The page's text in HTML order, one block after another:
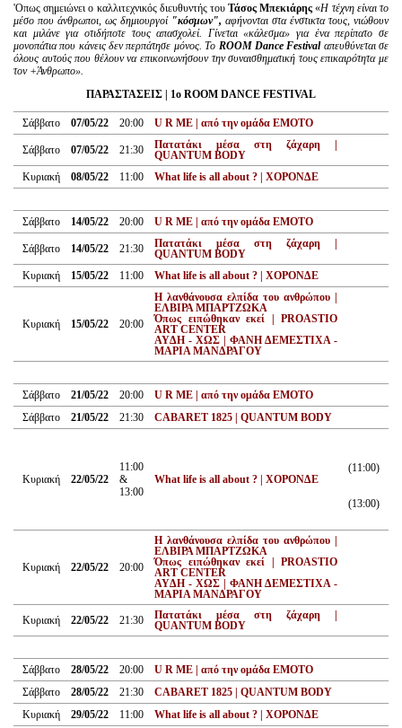
'Οπως σημειώνει ο καλλιτεχνικός διευθυντής τουΤάσος Μπεκιάρης «Η τέχνη είναι το
μέσο που άνθρωποι, ως δημιουργοί "κόσμων", αφήνονται στα ένστικτα τους, νιώθουν
και μιλάνε για οτιδήποτε τους απασχολεί. Γίνεται «κάλεσμα» για ένα περίπατο σε
μονοπάτια που κάνεις δεν περπάτησε μόνος. Το ROOM Dance Festivalαπευθύνεται σε
όλους αυτούς που θέλουν να επικοινωνήσουν την συναισθηματική τους επικαιρότητα με
τον +Άνθρωπο».
ΠΑΡΑΣΤΑΣΕΙΣ | 1o ROOM DANCE FESTIVAL
Σάββατο 07/05/22 20:00 U R ME | από την ομάδα ΕΜΟΤΟ
Σάββατο 07/05/22 21:30
Πατατάκι μέσα στη ζάχαρη |
QUANTUM BODY
Κυριακή
08/05/22 11:00 What life is all about ? | ΧΟΡΟΝΔΕ
Σάββατο 14/05/22 20:00 U R ME | από την ομάδα ΕΜΟΤΟ
Σάββατο 14/05/22 21:30
Πατατάκι μέσα στη ζάχαρη |
QUANTUM BODY
Κυριακή
15/05/22 11:00 What life is all about ? | ΧΟΡΟΝΔΕ
Κυριακή 15/05/22 20:00
Η λανθάνουσα ελπίδα του ανθρώπου |
ΕΛΒΙΡΑ ΜΠΑΡΤΖΩΚΑ
Όπως ειπώθηκαν εκεί | PROASTIO
ART CENTER
AYΔΗ - XΩΣ | ΦΑΝΗ ΔΕΜΕΣΤΙΧΑ -
ΜΑΡΙΑ ΜΑΝΔΡΑΓΟΥ
Σάββατο 21/05/22 20:00
U R ME | από την ομάδα ΕΜΟΤΟ
Σάββατο
21/05/22 21:30 CABARET 1825 | QUANTUM BODY
Κυριακή 22/05/22
11:00
&
13:00
What life is all about ? | ΧΟΡΟΝΔΕ
(11:00)
(13:00)
Κυριακή 22/05/22 20:00
Η λανθάνουσα ελπίδα του ανθρώπου |
ΕΛΒΙΡΑ ΜΠΑΡΤΖΩΚΑ
Όπως ειπώθηκαν εκεί | PROASTIO
ART CENTER
AYΔΗ - XΩΣ | ΦΑΝΗ ΔΕΜΕΣΤΙΧΑ -
ΜΑΡΙΑ ΜΑΝΔΡΑΓΟΥ
Κυριακή 22/05/22 21:30
Πατατάκι μέσα στη ζάχαρη |
QUANTUM BODY
Σάββατο 28/05/22 20:00
U R ME | από την ομάδα ΕΜΟΤΟ
Σάββατο
28/05/22 21:30
CABARET 1825 | QUANTUM BODY
Κυριακή
29/05/22 11:00 What life is all about ? | ΧΟΡΟΝΔΕ